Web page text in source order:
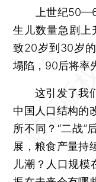
上世纪50—60
生儿数量急剧上
致20岁到30岁
塌陷，90后将率
这引发了我们
中国人口结构的
所不同？“二战”
展，粮食产量持
儿潮？人口规模